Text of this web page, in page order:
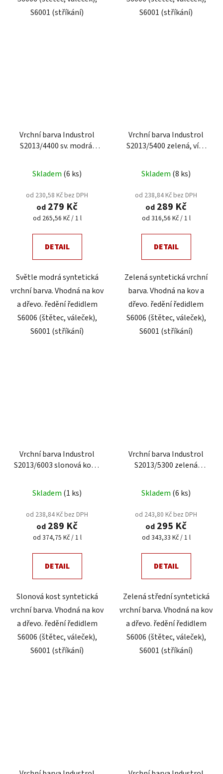
S6001 (stříkání)
S6001 (stříkání)
Vrchní barva Industrol
S2013/4400 sv. modrá,
Skladem (6 ks)
od 230,58 Kč bez DPH
od 279 Kč
Měrná
od 265,56 Kč / 1 l
DETAIL
Světle modrá syntetická
vrchní barva. Vhodná na kov
a dřevo. ředění ředidlem
S6006 (štětec, váleček),
S6001 (stříkání)
Vrchní barva Industrol
S2013/5400 zelená, více
Skladem (8 ks)
od 238,84 Kč bez DPH
od 289 Kč
Měrná
od 316,56 Kč / 1 l
DETAIL
Zelená syntetická vrchní
barva. Vhodná na kov a
dřevo. ředění ředidlem
S6006 (štětec, váleček),
S6001 (stříkání)
Vrchní barva Industrol
S2013/6003 slonová kost,
Skladem (1 ks)
od 238,84 Kč bez DPH
od 289 Kč
Měrná
od 374,75 Kč / 1 l
DETAIL
Slonová kost syntetická
vrchní barva. Vhodná na kov
a dřevo. ředění ředidlem
S6006 (štětec, váleček),
S6001 (stříkání)
Vrchní barva Industrol
S2013/5300 zelená
Skladem (6 ks)
od 243,80 Kč bez DPH
od 295 Kč
Měrná
od 343,33 Kč / 1 l
DETAIL
Zelená střední syntetická
vrchní barva. Vhodná na kov
a dřevo. ředění ředidlem
S6006 (štětec, váleček),
S6001 (stříkání)